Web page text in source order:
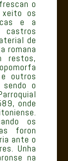
o
os
e a
de
romana
restos,
outros
o
onde
os
foron
ante o
Unha
na